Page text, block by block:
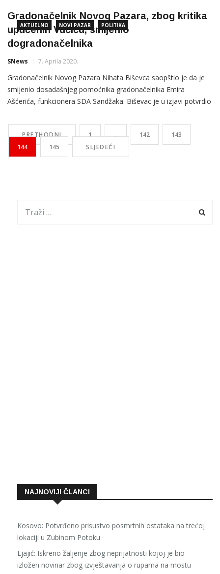
imenom. U ovo
AKTUELNO NOVI PAZAR POLITIKA
Gradonačelnik Novog Pazara, zbog kritika
upućenih Vučiću, smijenio
dogradonačelnika
SNews 7. Aprila 2020.
Gradonačelnik Novog Pazara Nihata Biševca saopštio je da je
smijenio dosadašnjeg pomoćnika gradonačelnika Emira
Ašćerića, funkcionera SDA Sandžaka. Biševac je u izjavi potvrdio
gradonačelnika kritikovao jučeraššnju posjetu srbijanskog
predsjednika Aleksandra Vučića. Gradonačelnik Novog Pazara
Nihat Biševac
PRETHODNI 1 … 142
143
144
145 SLJEDEĆI
NAJNOVIJI ČLANCI
Kosovo: Potvrđeno prisustvo posmrtnih ostataka na trećoj
lokaciji u Zubinom Potoku
Ljajić: Iskreno žaljenje zbog neprijatnosti kojoj je bio
izložen novinar zbog izvještavanja o rupama na mostu